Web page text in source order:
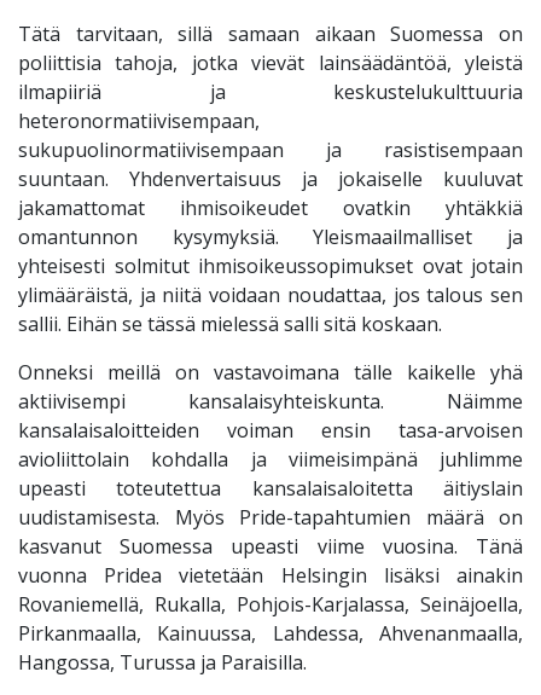
Tätä tarvitaan, sillä samaan aikaan Suomessa on
poliittisia tahoja, jotka vievät lainsäädäntöä, yleistä
ilmapiiriä ja keskustelukulttuuria
heteronormatiivisempaan,
sukupuolinormatiivisempaan ja rasistisempaan
suuntaan. Yhdenvertaisuus ja jokaiselle kuuluvat
jakamattomat ihmisoikeudet ovatkin yhtäkkiä
omantunnon kysymyksiä. Yleismaailmalliset ja
yhteisesti solmitut ihmisoikeussopimukset ovat jotain
ylimääräistä, ja niitä voidaan noudattaa, jos talous sen
sallii. Eihän se tässä mielessä salli sitä koskaan.
Onneksi meillä on vastavoimana tälle kaikelle yhä
aktiivisempi kansalaisyhteiskunta. Näimme
kansalaisaloitteiden voiman ensin tasa-arvoisen
avioliittolain kohdalla ja viimeisimpänä juhlimme
upeasti toteutettua kansalaisaloitetta äitiyslain
uudistamisesta. Myös Pride-tapahtumien määrä on
kasvanut Suomessa upeasti viime vuosina. Tänä
vuonna Pridea vietetään Helsingin lisäksi ainakin
Rovaniemellä, Rukalla, Pohjois-Karjalassa, Seinäjoella,
Pirkanmaalla, Kainuussa, Lahdessa, Ahvenanmaalla,
Hangossa, Turussa ja Paraisilla.